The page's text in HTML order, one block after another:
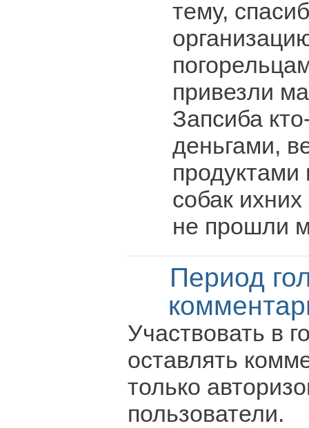
тему,
привезли
Запсиба
деньгами,
собак
не прошли
Период
Участвовать в
оставлять
только
пользователи.